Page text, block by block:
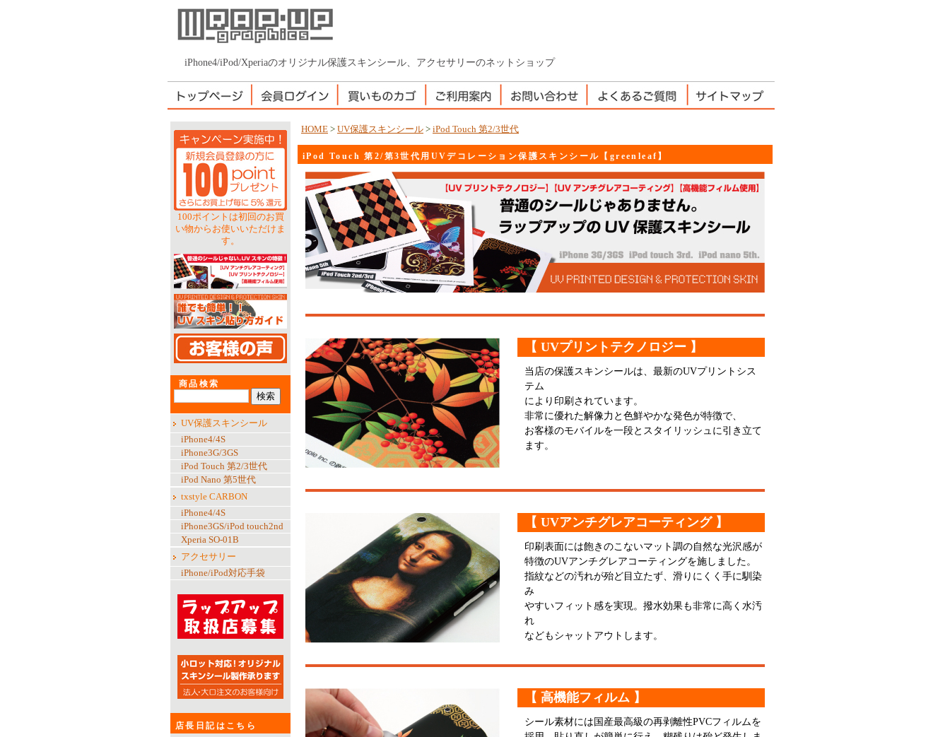
iPhone4/iPod/Xperiaのオリジナル保護スキンシール、アクセサリーのネットショップ
100ポイントは初回のお買
い物からお使いいただけま
す。
商品検索
UV保護スキンシール
iPhone4/4S
iPhone3G/3GS
iPod Touch 第2/3世代
iPod Nano 第5世代
txstyle CARBON
iPhone4/4S
iPhone3GS/iPod touch2nd
Xperia SO-01B
アクセサリー
iPhone/iPod対応手袋
店長日記はこちら
HOME > UV保護スキンシール > iPod Touch 第2/3世代
iPod Touch 第2/第3世代用UVデコレーション保護スキンシール【greenleaf】
【 UVプリントテクノロジー 】
当店の保護スキンシールは、最新のUVプリントシス
テム
により印刷されています。
非常に優れた解像力と色鮮やかな発色が特徴で、
お客様のモバイルを一段とスタイリッシュに引き立て
ます。
【 UVアンチグレアコーティング 】
印刷表面には飽きのこないマット調の自然な光沢感が
特徴のUVアンチグレアコーティングを施しました。
指紋などの汚れが殆ど目立たず、滑りにくく手に馴染
み
やすいフィット感を実現。撥水効果も非常に高く水汚
れ
などもシャットアウトします。
【 高機能フィルム 】
シール素材には国産最高級の再剥離性PVCフィルムを